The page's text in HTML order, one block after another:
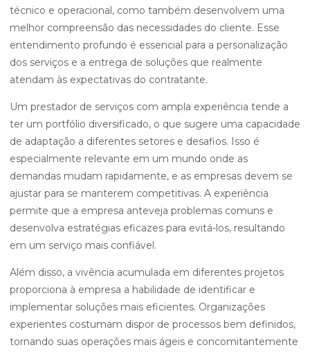
técnico e operacional, como também desenvolvem uma
melhor compreensão das necessidades do cliente. Esse
entendimento profundo é essencial para a personalização
dos serviços e a entrega de soluções que realmente
atendam às expectativas do contratante.
Um prestador de serviços com ampla experiência tende a
ter um portfólio diversificado, o que sugere uma capacidade
de adaptação a diferentes setores e desafios. Isso é
especialmente relevante em um mundo onde as
demandas mudam rapidamente, e as empresas devem se
ajustar para se manterem competitivas. A experiência
permite que a empresa anteveja problemas comuns e
desenvolva estratégias eficazes para evitá-los, resultando
em um serviço mais confiável.
Além disso, a vivência acumulada em diferentes projetos
proporciona à empresa a habilidade de identificar e
implementar soluções mais eficientes. Organizações
experientes costumam dispor de processos bem definidos,
tornando suas operações mais ágeis e concomitantemente